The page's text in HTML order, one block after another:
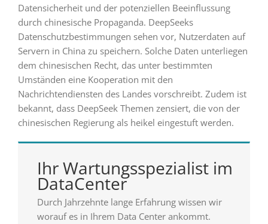
Datensicherheit und der potenziellen Beeinflussung
durch chinesische Propaganda. DeepSeeks
Datenschutzbestimmungen sehen vor, Nutzerdaten auf
Servern in China zu speichern. Solche Daten unterliegen
dem chinesischen Recht, das unter bestimmten
Umständen eine Kooperation mit den
Nachrichtendiensten des Landes vorschreibt. Zudem ist
bekannt, dass DeepSeek Themen zensiert, die von der
chinesischen Regierung als heikel eingestuft werden.
Ihr Wartungsspezialist im
DataCenter
Durch Jahrzehnte lange Erfahrung wissen wir
worauf es in Ihrem Data Center ankommt.